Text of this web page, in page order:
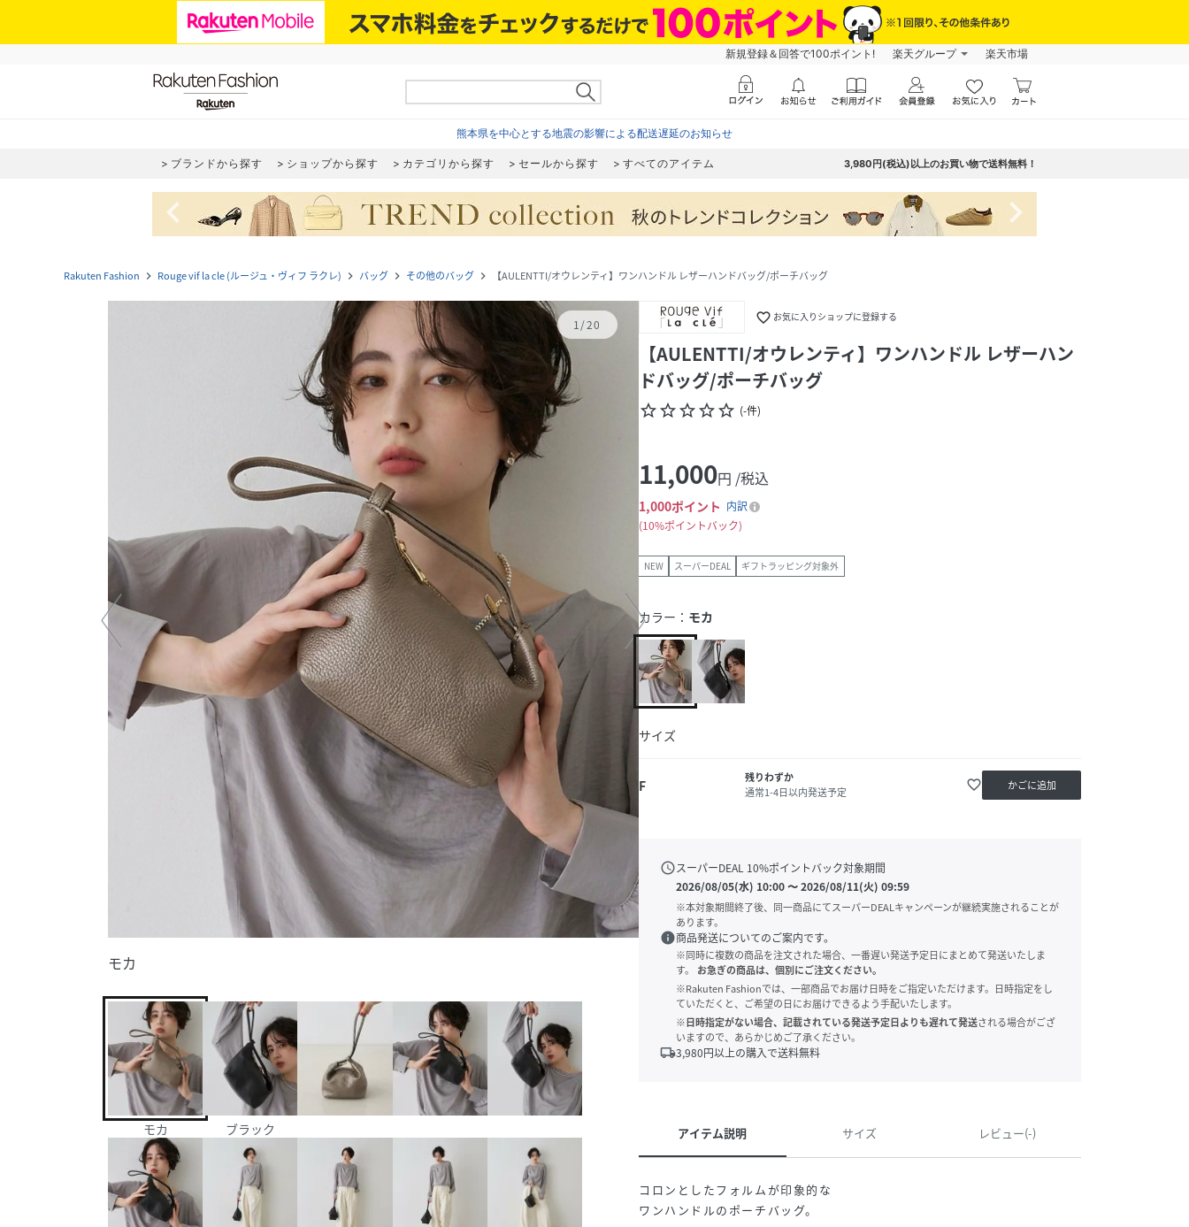
新規登録＆回答で100ポイント! 楽天グループ 楽天市場
熊本県を中心とする地震の影響による配送遅延のお知らせ
ブランドから探す ショップから探す カテゴリから探す セールから探す すべてのアイテム 3,980円(税込)以上のお買い物で送料無料！
navigate_before navigate_next
Rakuten Fashion navigate_next Rouge vif la cle (ルージュ・ヴィフ ラクレ) navigate_next バッグ navigate_next その他のバッグ navigate_next 【AULENTTI/オウレンティ】ワンハンドル レザーハンドバッグ/ポーチバッグ
1/20
モカ
モカ ブラック
favorite_border お気に入りショップに登録する
【AULENTTI/オウレンティ】ワンハンドル レザーハン
ドバッグ/ポーチバッグ
star_borderstar_borderstar_borderstar_borderstar_border (-件)
11,000円 /税込
1,000ポイント 内訳
10%ポイントバック
NEW スーパーDEAL ギフトラッピング対象外
カラー： モカ
サイズ
F
残りわずか
通常1-4日以内発送予定
favorite_border かごに追加
scheduleスーパーDEAL 10%ポイントバック対象期間
2026/08/05(水) 10:00〜2026/08/11(火) 09:59
※本対象期間終了後、同一商品にてスーパーDEALキャンペーンが継続実施されることが
あります。
info商品発送についてのご案内です。
※同時に複数の商品を注文された場合、一番遅い発送予定日にまとめて発送いたしま
す。
お急ぎの商品は、個別にご注文ください。
※Rakuten Fashionでは、一部商品でお届け日時をご指定いただけます。日時指定をし
ていただくと、ご希望の日にお届けできるよう手配いたします。
※日時指定がない場合、記載されている発送予定日よりも遅れて発送される場合がござ
いますので、あらかじめご了承ください。
local_shipping3,980円以上の購入で送料無料
アイテム説明 サイズ レビュー(-)
コロンとしたフォルムが印象的な
ワンハンドルのポーチバッグ。